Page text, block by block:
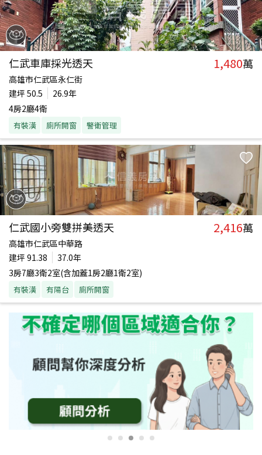
仁武車庫採光透天 1,480萬
高雄市仁武區永仁街
建坪 50.5
26.9年
4房2廳4衛
有裝潢 廁所開窗 警衛管理
仁武國小旁雙拼美透天 2,416萬
高雄市仁武區中華路
建坪 91.38
37.0年
3房7廳3衛2室(含加蓋1房2廳1衛2室)
有裝潢 有陽台 廁所開窗